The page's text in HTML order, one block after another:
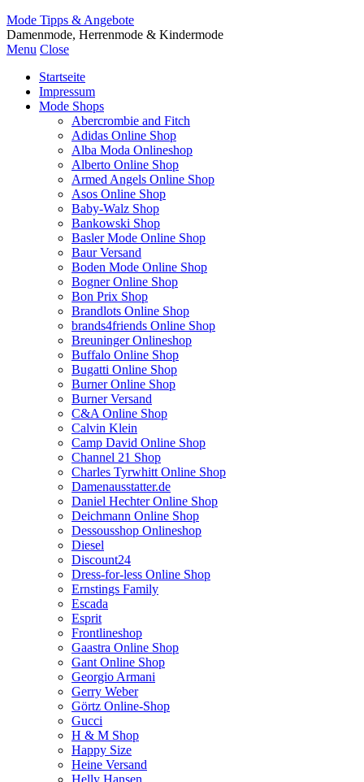
Mode Tipps & Angebote
Damenmode, Herrenmode & Kindermode
Menu Close
Startseite
Impressum
Mode Shops
Abercrombie and Fitch
Adidas Online Shop
Alba Moda Onlineshop
Alberto Online Shop
Armed Angels Online Shop
Asos Online Shop
Baby-Walz Shop
Bankowski Shop
Basler Mode Online Shop
Baur Versand
Boden Mode Online Shop
Bogner Online Shop
Bon Prix Shop
Brandlots Online Shop
brands4friends Online Shop
Breuninger Onlineshop
Buffalo Online Shop
Bugatti Online Shop
Burner Online Shop
Burner Versand
C&A Online Shop
Calvin Klein
Camp David Online Shop
Channel 21 Shop
Charles Tyrwhitt Online Shop
Damenausstatter.de
Daniel Hechter Online Shop
Deichmann Online Shop
Dessousshop Onlineshop
Diesel
Discount24
Dress-for-less Online Shop
Ernstings Family
Escada
Esprit
Frontlineshop
Gaastra Online Shop
Gant Online Shop
Georgio Armani
Gerry Weber
Görtz Online-Shop
Gucci
H & M Shop
Happy Size
Heine Versand
Helly Hansen